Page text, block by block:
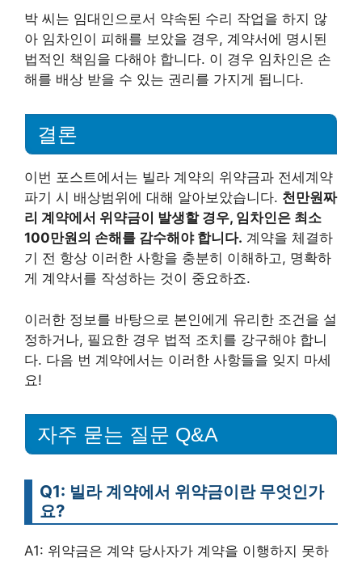
박 씨는 임대인으로서 약속된 수리 작업을 하지 않
아 임차인이 피해를 보았을 경우, 계약서에 명시된
법적인 책임을 다해야 합니다. 이 경우 임차인은 손
해를 배상 받을 수 있는 권리를 가지게 됩니다.
결론
이번 포스트에서는 빌라 계약의 위약금과 전세계약
파기 시 배상범위에 대해 알아보았습니다. 천만원짜
리 계약에서 위약금이 발생할 경우, 임차인은 최소
100만원의 손해를 감수해야 합니다. 계약을 체결하
기 전 항상 이러한 사항을 충분히 이해하고, 명확하
게 계약서를 작성하는 것이 중요하죠.
이러한 정보를 바탕으로 본인에게 유리한 조건을 설
정하거나, 필요한 경우 법적 조치를 강구해야 합니
다. 다음 번 계약에서는 이러한 사항들을 잊지 마세
요!
자주 묻는 질문 Q&A
Q1: 빌라 계약에서 위약금이란 무엇인가
요?
A1: 위약금은 계약 당사자가 계약을 이행하지 못하